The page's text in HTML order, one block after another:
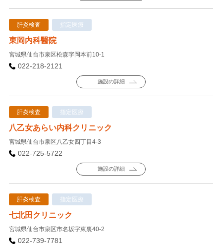
肝炎検査 指定医療
東岡内科醫院
宮城県仙台市泉区松森字岡本前10-1
022-218-2121
施設の詳細
肝炎検査 指定医療
八乙女あらい内科クリニック
宮城県仙台市泉区八乙女四丁目4-3
022-725-5722
施設の詳細
肝炎検査 指定医療
七北田クリニック
宮城県仙台市泉区市名坂字東裏40-2
022-739-7781